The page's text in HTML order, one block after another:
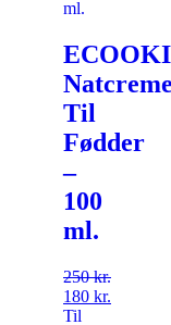
Natcreme
Til
Fødder
–
100
ml.
250kr.
180 kr.
Til